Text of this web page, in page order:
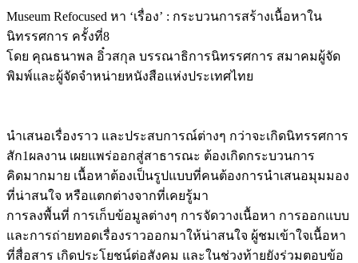
Museum Refocused หา ‘เรื่อง’ : กระบวนการสร้างเนื้อหาใน
นิทรรศการ ครั้งที่8
โดย คุณธนาพล อิ๋วสกุล บรรณาธิการนิทรรศการ สมาคมผู้จัด
พิมพ์และผู้จัดจำหน่ายหนังสือแห่งประเทศไทย
นำเสนอเรื่องราว และประสบการณ์ต่างๆ กว่าจะเกิดนิทรรศการ
สัก1ผลงาน เผยแพร่ออกสู่สาธารณะ ต้องเกิดกระบวนการ
คิดมากมาย เนื้อหาต้องเป็นรูปแบบที่คนต้องการนำเสนอมุมมอง
ที่น่าสนใจ หรือแตกต่างจากที่เคยรู้มา
การลงพื้นที่ การเก็บข้อมูลต่างๆ การจัดวางเนื้อหา การออกแบบ
และการถ่ายทอดเรื่องราวออกมาให้น่าสนใจ ผู้ชมเข้าใจเนื้อหา
ที่สื่อสาร เกิดประโยชน์ต่อสังคม และในช่วงท้ายยังร่วมตอบข้อ